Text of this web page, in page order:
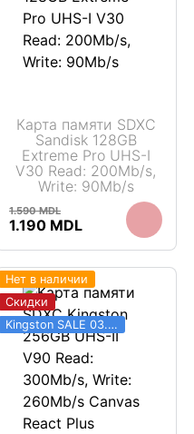
Карта памяти SDXC
Sandisk 128GB
Extreme Pro UHS-I
V30 Read: 200Mb/s,
Write: 90Mb/s
1.590MDL
Первоначальная
1.590 MDL.
1.190 MDL Текущая
Нет в наличии
Скидки
Kingston SALE 03.06 - 31.08